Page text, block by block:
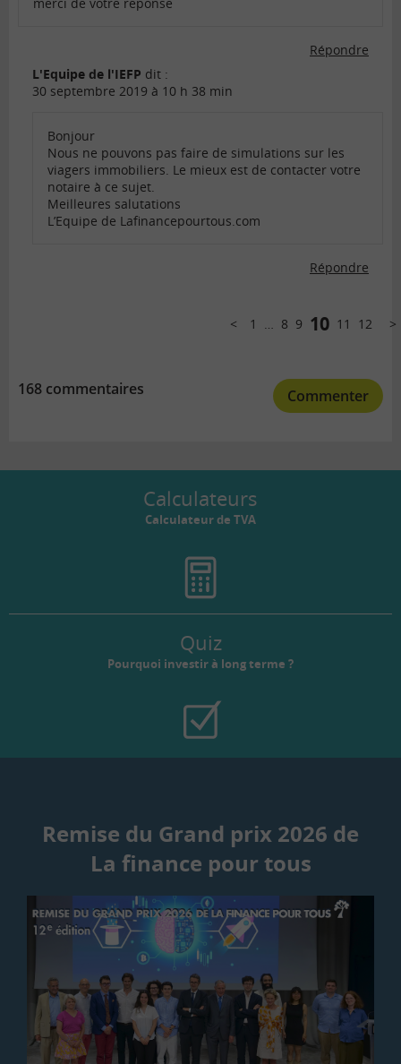
merci de votre reponse
Répondre
L'Equipe de l'IEFP dit :
30 septembre 2019 à 10 h 38 min
Bonjour
Nous ne pouvons pas faire de simulations sur les
viagers immobiliers. Le mieux est de contacter votre
notaire à ce sujet.
Meilleures salutations
L’Equipe de Lafinancepourtous.com
Répondre
Précédent
1 … 8 9 10 11 12
168 commentaires Commenter
Calculateurs
Calculateur de TVA
Quiz
Pourquoi investir à long terme ?
Remise du Grand prix 2026 de
La finance pour tous